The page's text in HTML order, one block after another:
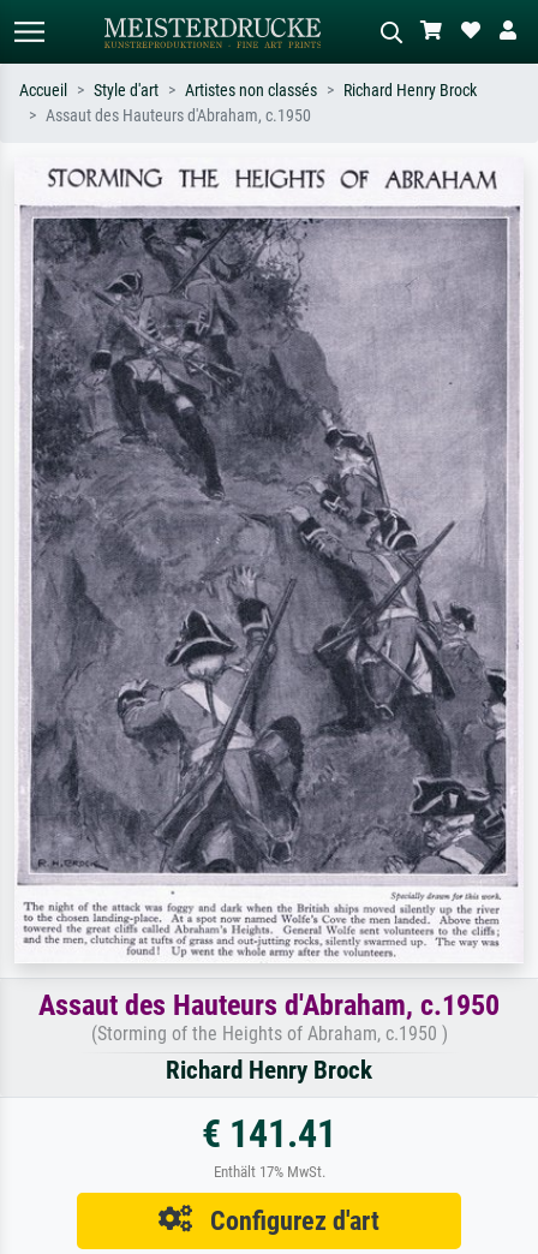
Recherchez par artiste, titre ou style –
impressionnisme, vague de Hokusai,
nu.
Décrivez la scène – ex. prairie verte,
tableau sombre, nu debout près d'un
Accueil Style d'art Artistes non classés
Richard Henry Brock
Assaut des Hauteurs d'Abraham, c.1950
Assaut des Hauteurs d'Abraham, c.1950
(Storming of the Heights of Abraham, c.1950 )
Richard Henry Brock
€ 141.41
Enthält 17% MwSt.
Configurez d'art